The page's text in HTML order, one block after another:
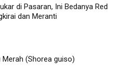
di Pasaran, Ini Bedanya Red
dan Meranti
Merah (Shorea guiso)